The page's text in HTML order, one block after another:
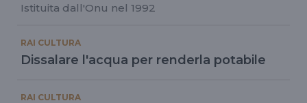
Istituita dall'Onu nel 1992
RAI CULTURA
Dissalare l'acqua per renderla potabile
RAI CULTURA